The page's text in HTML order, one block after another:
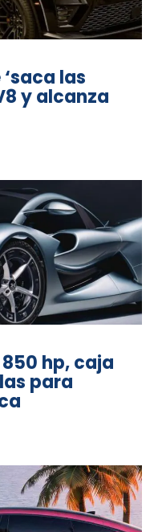
‘saca las
y alcanza
hp, caja
para